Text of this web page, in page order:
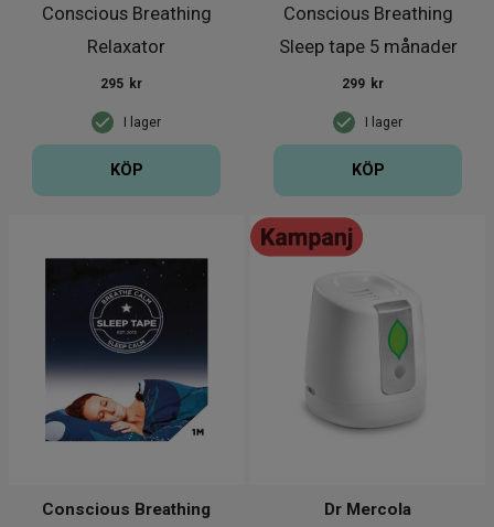
Conscious Breathing
Relaxator
I lager
295 kr
KÖP
Conscious Breathing
Sleep tape 5 månader
I lager
299 kr
KÖP
Conscious Breathing Dr Mercola